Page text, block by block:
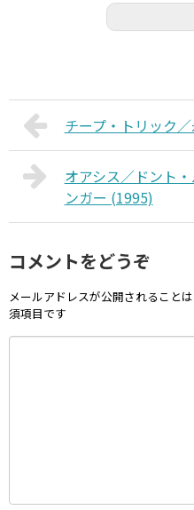
チープ・トリック
オアシス／ドント
ンガー (1995)
コメントをどうぞ
メールアドレスが公開されることは
須項目です